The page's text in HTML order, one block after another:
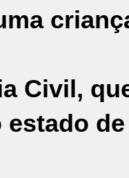
Civil,
estado de